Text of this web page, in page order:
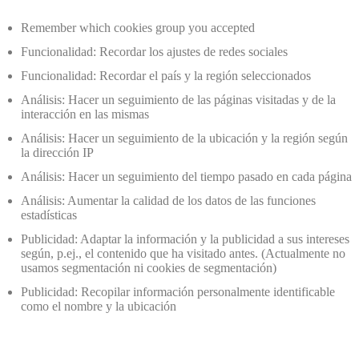
Remember which cookies group you accepted
Funcionalidad: Recordar los ajustes de redes sociales
Funcionalidad: Recordar el país y la región seleccionados
Análisis: Hacer un seguimiento de las páginas visitadas y de la
interacción en las mismas
Análisis: Hacer un seguimiento de la ubicación y la región según
la dirección IP
Análisis: Hacer un seguimiento del tiempo pasado en cada página
Análisis: Aumentar la calidad de los datos de las funciones
estadísticas
Publicidad: Adaptar la información y la publicidad a sus intereses
según, p.ej., el contenido que ha visitado antes. (Actualmente no
usamos segmentación ni cookies de segmentación)
Publicidad: Recopilar información personalmente identificable
como el nombre y la ubicación